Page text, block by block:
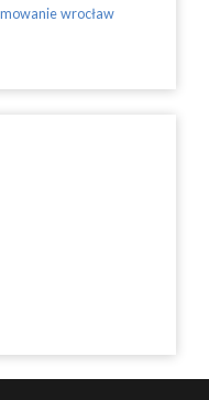
wrocław